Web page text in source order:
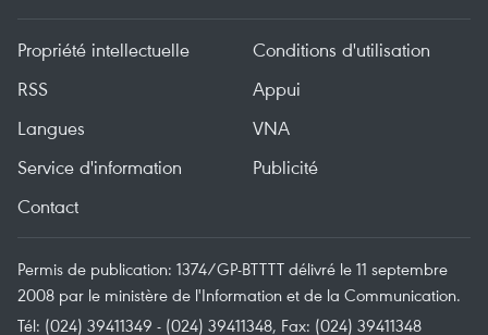
Propriété intellectuelle
Conditions d'utilisation
RSS
Appui
Langues
VNA
Service d'information
Publicité
Contact
Permis de publication: 1374/GP-BTTTT délivré le 11 septembre
2008 par le ministère de l'Information et de la Communication.
Tél: (024) 39411349 - (024) 39411348, Fax: (024) 39411348